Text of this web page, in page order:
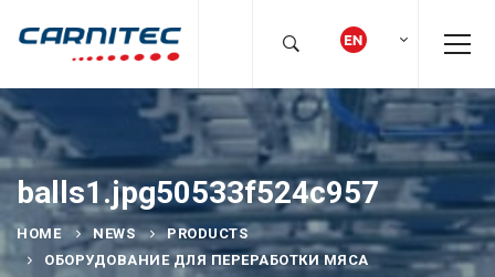
balls1.jpg50533f524c957
HOME NEWS
PRODUCTS
ОБОРУДОВАНИЕ ДЛЯ ПЕРЕРАБОТКИ МЯСА